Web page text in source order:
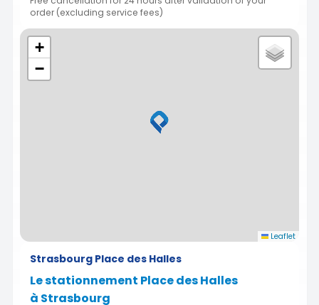
order (excluding service fees)
+
−
Leaflet
Strasbourg Place des Halles
Le stationnement Place des Halles
à Strasbourg